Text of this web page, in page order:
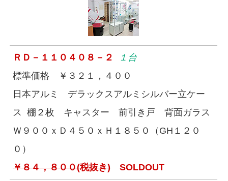
ＲＤ－１１０４０８－２
１台
標準価格 ￥３２１，４００
日本アルミ デラックスアルミシルバー立ケー
ス 棚２枚 キャスター 前引き戸 背面ガラス
Ｗ９００ｘＤ４５０ｘＨ１８５０（GH１２０
０）
￥８４，８００(税抜き) SOLDOUT